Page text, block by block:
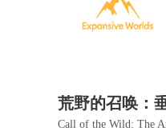
荒野的召唤：
Call of the Wild: The